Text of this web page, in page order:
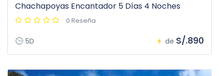
Chachapoyas Encantador 5 Días 4 Noches
0 Reseña
5D de S/.890